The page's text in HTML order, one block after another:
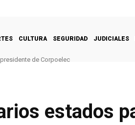
CULTURA SEGURIDAD JUDICIALES
de Corpoelec
estados